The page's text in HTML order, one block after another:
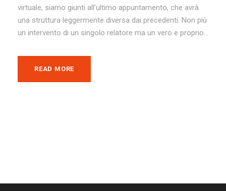
virtuale, siamo giunti all’ultimo appuntamento, che avrà
una struttura leggermente diversa dai precedenti. Non più
un intervento di un singolo relatore ma un vero e proprio...
READ MORE